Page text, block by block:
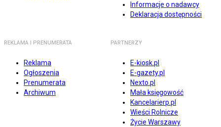
Informacje o nadawcy
Deklaracja dostępności
REKLAMA I PRENUMERATA
Reklama
Ogłoszenia
Prenumerata
Archiwum
PARTNERZY
E-kiosk.pl
E-gazety.pl
Nexto.pl
Mała księgowość
Kancelarierp.pl
Wieści Rolnicze
Życie Warszawy